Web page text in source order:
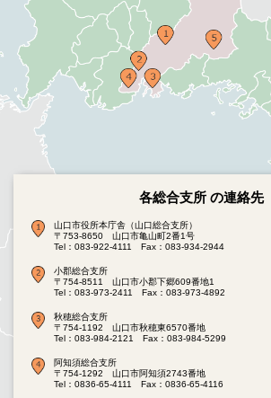
各総合支所 の連絡先
山口市役所本庁舎（山口総合支所）
〒753-8650 山口市亀山町2番1号
Tel：083-922-4111
Fax：083-934-2944
小郡総合支所
〒754-8511 山口市小郡下郷609番地1
Tel：083-973-2411
Fax：083-973-4892
秋穂総合支所
〒754-1192 山口市秋穂東6570番地
Tel：083-984-2121
Fax：083-984-5299
阿知須総合支所
〒754-1292 山口市阿知須2743番地
Tel：0836-65-4111
Fax：0836-65-4116